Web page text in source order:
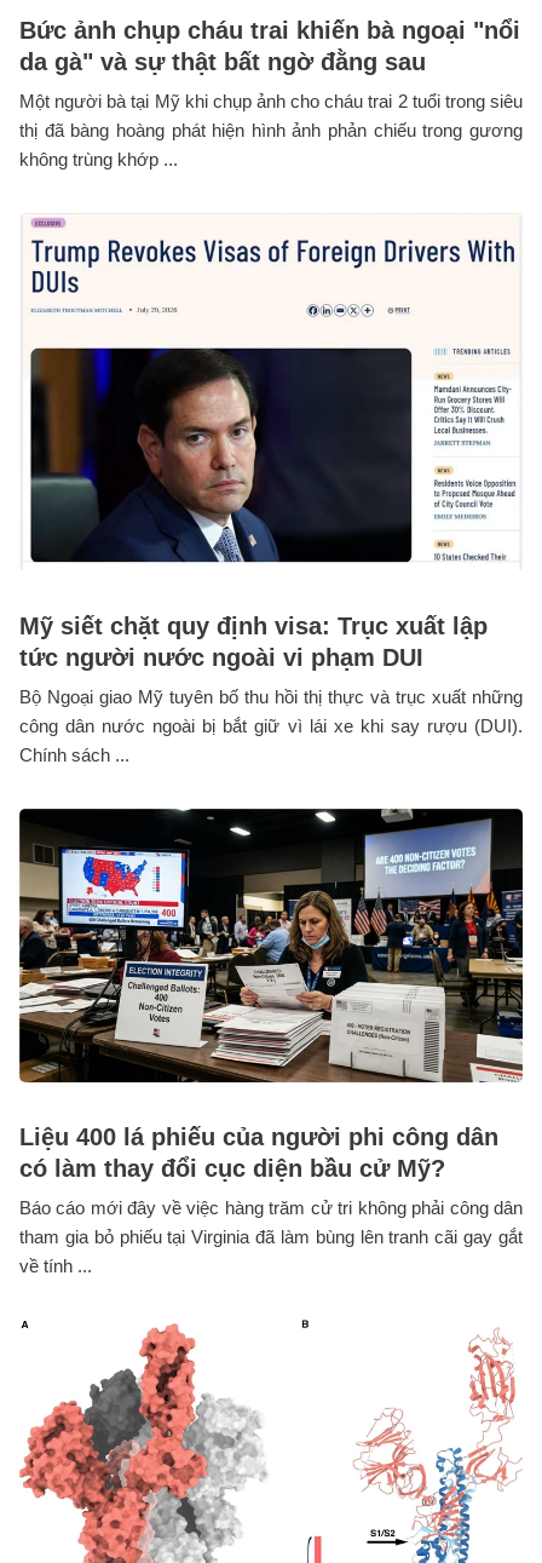
Bức ảnh chụp cháu trai khiến bà ngoại "nổi
da gà" và sự thật bất ngờ đằng sau
Một người bà tại Mỹ khi chụp ảnh cho cháu trai 2 tuổi trong siêu
thị đã bàng hoàng phát hiện hình ảnh phản chiếu trong gương
không trùng khớp ...
Mỹ siết chặt quy định visa: Trục xuất lập
tức người nước ngoài vi phạm DUI
Bộ Ngoại giao Mỹ tuyên bố thu hồi thị thực và trục xuất những
công dân nước ngoài bị bắt giữ vì lái xe khi say rượu (DUI).
Chính sách ...
Liệu 400 lá phiếu của người phi công dân
có làm thay đổi cục diện bầu cử Mỹ?
Báo cáo mới đây về việc hàng trăm cử tri không phải công dân
tham gia bỏ phiếu tại Virginia đã làm bùng lên tranh cãi gay gắt
về tính ...